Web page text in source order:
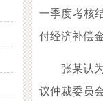
一季度考核
付经济补偿
张某认为
议仲裁委员